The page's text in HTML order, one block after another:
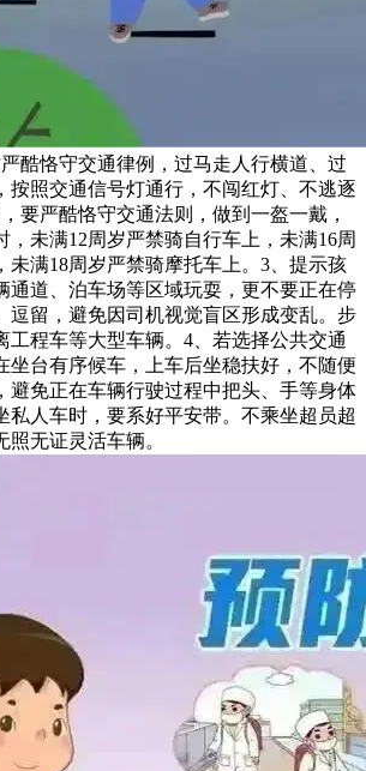
酷恪守交通律例，过马走人行横道、过
按照交通信号灯通行，不闯红灯、不逃逐
要严酷恪守交通法则，做到一盔一戴，
，未满12周岁严禁骑自行车上，未满16周
未满18周岁严禁骑摩托车上。3、提示孩
通道、泊车场等区域玩耍，更不要正在停
逗留，避免因司机视觉盲区形成变乱。步
工程车等大型车辆。4、若选择公共交通
坐台有序候车，上车后坐稳扶好，不随便
避免正在车辆行驶过程中把头、手等身体
私人车时，要系好平安带。不乘坐超员超
无证灵活车辆。